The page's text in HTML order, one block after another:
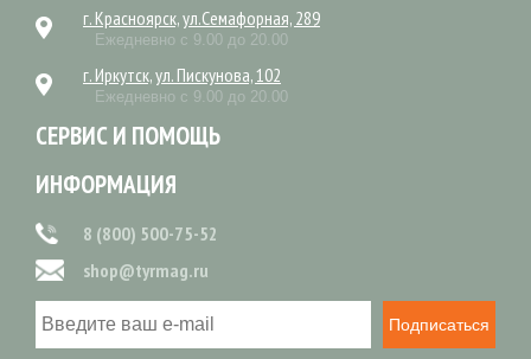
г. Красноярск, ул.Семафорная, 289
Ежедневно с 9.00 до 20.00
г. Иркутск, ул. Пискунова, 102
Ежедневно с 9.00 до 20.00
СЕРВИС И ПОМОЩЬ
ИНФОРМАЦИЯ
8 (800) 500-75-52
shop@tyrmag.ru
Подписаться